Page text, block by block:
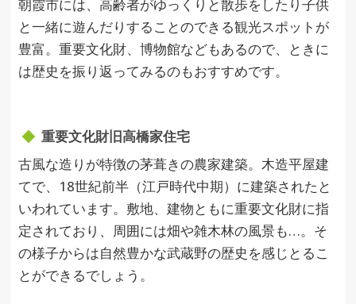
朝霞市には、高齢者がゆっくりと散歩をしたり子供
と一緒に遊んだりすることのできる観光スポットが
豊富。重要文化財、博物館などもあるので、ときに
は歴史を振り返ってみるのもおすすめです。
重要文化財旧高橋家住宅
古風な造りが特徴の茅葺きの農家建築。木造平屋建
てで、18世紀前半（江戸時代中期）に建築されたと
いわれています。敷地、建物ともに重要文化財に指
定されており、周囲には畑や雑木林の風景も…。そ
の様子からは自然豊かな武蔵野の歴史を感じとるこ
とができるでしょう。